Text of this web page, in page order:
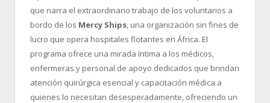
que narra el extraordinario trabajo de los voluntarios a
bordo de los Mercy Ships , una organización sin fines de
lucro que opera hospitales flotantes en África. El
programa ofrece una mirada íntima a los médicos,
enfermeras y personal de apoyo dedicados que brindan
atención quirúrgica esencial y capacitación médica a
quienes lo necesitan desesperadamente, ofreciendo un